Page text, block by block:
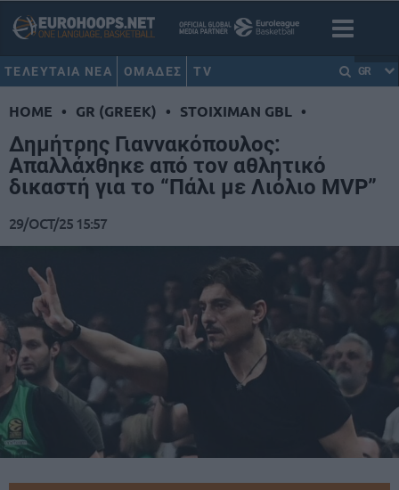
ΤΕΛΕΥΤΑΙΑ ΝΕΑ ΟΜΑΔΕΣ TV GR
HOME • GR (GREEK) • STOIXIMAN GBL •
Δημήτρης Γιαννακόπουλος:
Απαλλάχθηκε από τον αθλητικό
δικαστή για το “Πάλι με Λιόλιο MVP”
29/OCT/25 15:57